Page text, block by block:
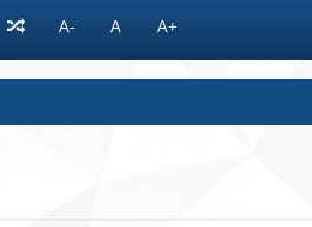
A- A A+